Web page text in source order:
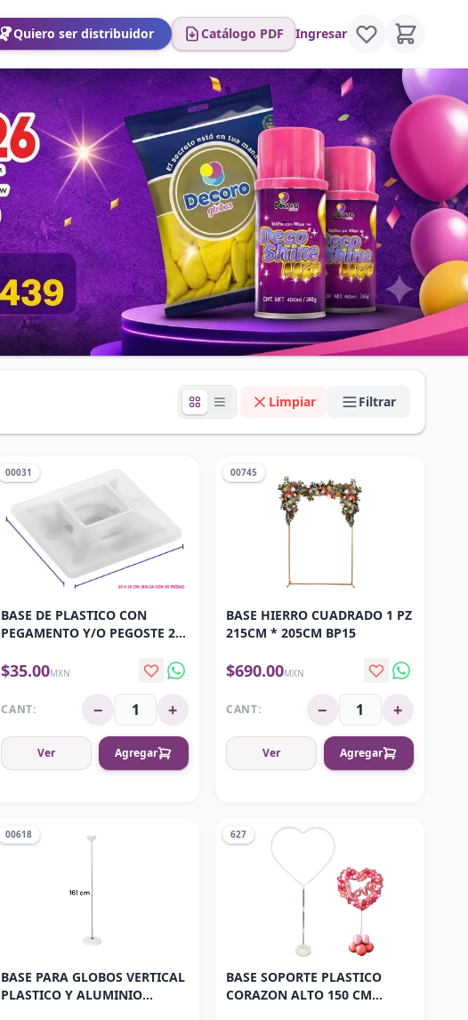
Quiero ser distribuidor Catálogo PDF Ingresar
Limpiar Filtrar
00031
BASE DE PLASTICO CON
PEGAMENTO Y/O PEGOSTE 20
$35.00MXN
CANT: − +
Ver Agregar
00745
BASE HIERRO CUADRADO 1 PZ
215CM * 205CM BP15
$690.00MXN
CANT: − +
Ver Agregar
00618
BASE PARA GLOBOS VERTICAL
PLASTICO Y ALUMINIO
627
BASE SOPORTE PLASTICO
CORAZON ALTO 150 CM